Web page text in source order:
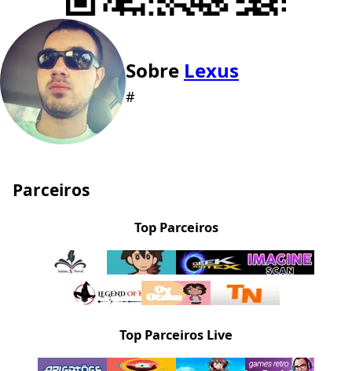
Sobre Lexus
#
Parceiros
Top Parceiros
Top Parceiros Live